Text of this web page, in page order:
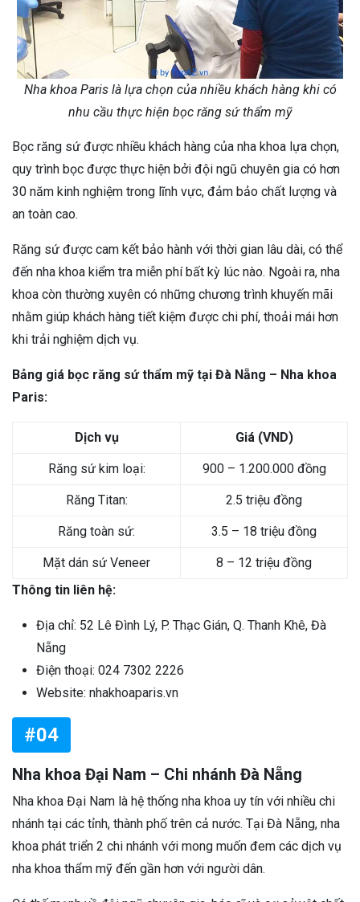
Nha khoa Paris là lựa chọn của nhiều khách hàng khi có
nhu cầu thực hiện bọc răng sứ thẩm mỹ
Bọc răng sứ được nhiều khách hàng của nha khoa lựa chọn,
quy trình bọc được thực hiện bởi đội ngũ chuyên gia có hơn
30 năm kinh nghiệm trong lĩnh vực, đảm bảo chất lượng và
an toàn cao.
Răng sứ được cam kết bảo hành với thời gian lâu dài, có thể
đến nha khoa kiểm tra miễn phí bất kỳ lúc nào. Ngoài ra, nha
khoa còn thường xuyên có những chương trình khuyến mãi
nhằm giúp khách hàng tiết kiệm được chi phí, thoải mái hơn
khi trải nghiệm dịch vụ.
Bảng giá bọc răng sứ thẩm mỹ tại Đà Nẵng – Nha khoa
Paris:
Dịch vụ Giá (VND)
Răng sứ kim loại: 900 – 1.200.000 đồng
Răng Titan: 2.5 triệu đồng
Răng toàn sứ: 3.5 – 18 triệu đồng
Mặt dán sứ Veneer
8 – 12 triệu đồng
Thông tin liên hệ:
Địa chỉ: 52 Lê Đình Lý, P. Thạc Gián, Q. Thanh Khê, Đà
Nẵng
Điện thoại: 024 7302 2226
Website: nhakhoaparis.vn
#04
Nha khoa Đại Nam – Chi nhánh Đà Nẵng
Nha khoa Đại Nam là hệ thống nha khoa uy tín với nhiều chi
nhánh tại các tỉnh, thành phố trên cả nước. Tại Đà Nẵng, nha
khoa phát triển 2 chi nhánh với mong muốn đem các dịch vụ
nha khoa thẩm mỹ đến gần hơn với người dân.